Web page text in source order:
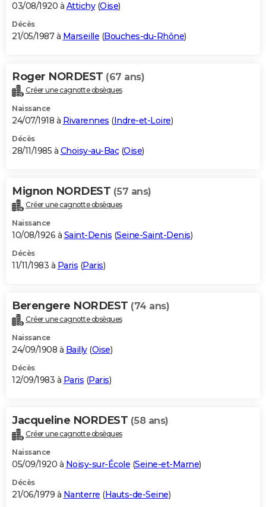
03/08/1920 à Attichy(Oise)
Décès
21/05/1987 à Marseille (Bouches-du-Rhône)
Roger NORDEST (67 ans)
Créer une cagnotte obsèques
Naissance
24/07/1918 à Rivarennes (Indre-et-Loire)
Décès
28/11/1985 à Choisy-au-Bac(Oise)
Mignon NORDEST (57 ans)
Créer une cagnotte obsèques
Naissance
10/08/1926 à Saint-Denis (Seine-Saint-Denis)
Décès
11/11/1983 à Paris (Paris)
Berengere NORDEST (74 ans)
Créer une cagnotte obsèques
Naissance
24/09/1908 à Bailly(Oise)
Décès
12/09/1983 à Paris (Paris)
Jacqueline NORDEST (58 ans)
Créer une cagnotte obsèques
Naissance
05/09/1920 à Noisy-sur-École (Seine-et-Marne)
Décès
21/06/1979 à Nanterre (Hauts-de-Seine)